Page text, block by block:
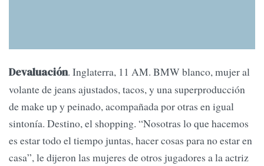
Devaluación. Inglaterra, 11 AM. BMW blanco, mujer al
volante de jeans ajustados, tacos, y una superproducción
de make up y peinado, acompañada por otras en igual
sintonía. Destino, el shopping. “Nosotras lo que hacemos
es estar todo el tiempo juntas, hacer cosas para no estar en
casa”, le dijeron las mujeres de otros jugadores a la actriz